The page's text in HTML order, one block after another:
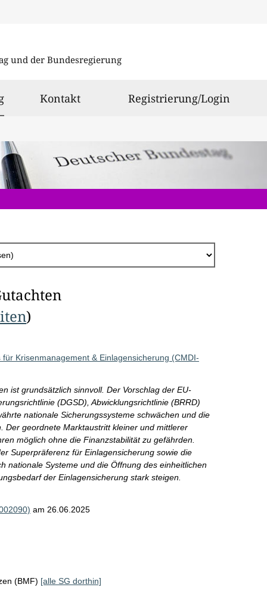
und der Bundesregierung
ausgewählt
Kontakt Registrierung/Login
)
Krisenmanagement & Einlagensicherung (CMDI-
ist grundsätzlich sinnvoll. Der Vorschlag der EU-
(DGSD), Abwicklungsrichtlinie (BRRD)
nationale Sicherungssysteme schwächen und die
Der geordnete Marktaustritt kleiner und mittlerer
möglich ohne die Finanzstabilität zu gefährden.
Superpräferenz für Einlagensicherung sowie die
nationale Systeme und die Öffnung des einheitlichen
der Einlagensicherung stark steigen.
am 26.06.2025
(BMF) [alle SG dorthin]